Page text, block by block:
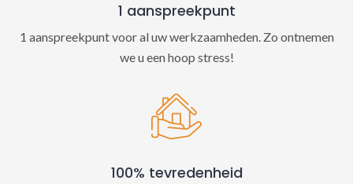
1 aanspreekpunt
1 aanspreekpunt voor al uw werkzaamheden. Zo ontnemen
we u een hoop stress!
100% tevredenheid